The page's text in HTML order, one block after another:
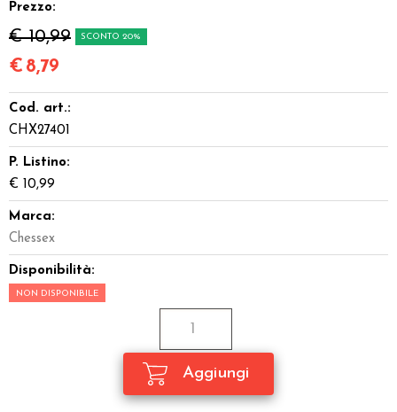
Giocattoli e Gadget
Offerte del Dragone
Prezzo:
€ 10,99 SCONTO 20%
€ 8,79
Cod. art.:
CHX27401
P. Listino:
€ 10,99
Marca:
Chessex
Disponibilità:
NON DISPONIBILE